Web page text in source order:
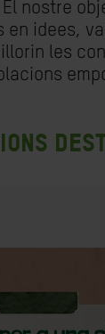
nostre
en idees,
les